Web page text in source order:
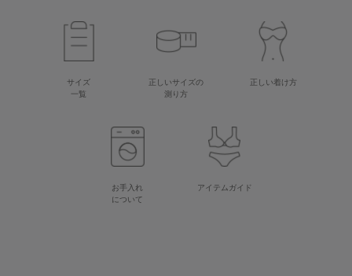
サイズ
一覧
正しいサイズの
測り方
正しい着け方
お手入れ
について
アイテムガイド